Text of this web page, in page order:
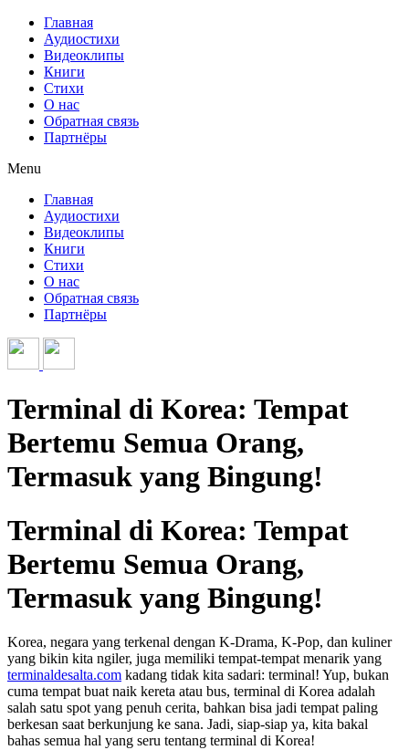
Главная
Аудиостихи
Видеоклипы
Книги
Стихи
О нас
Обратная связь
Партнёры
Menu
Главная
Аудиостихи
Видеоклипы
Книги
Стихи
О нас
Обратная связь
Партнёры
Terminal di Korea: Tempat
Bertemu Semua Orang,
Termasuk yang Bingung!
Terminal di Korea: Tempat
Bertemu Semua Orang,
Termasuk yang Bingung!
Korea, negara yang terkenal dengan K-Drama, K-Pop, dan kuliner
yang bikin kita ngiler, juga memiliki tempat-tempat menarik yang
terminaldesalta.com kadang tidak kita sadari: terminal! Yup, bukan
cuma tempat buat naik kereta atau bus, terminal di Korea adalah
salah satu spot yang penuh cerita, bahkan bisa jadi tempat paling
berkesan saat berkunjung ke sana. Jadi, siap-siap ya, kita bakal
bahas semua hal yang seru tentang terminal di Korea!